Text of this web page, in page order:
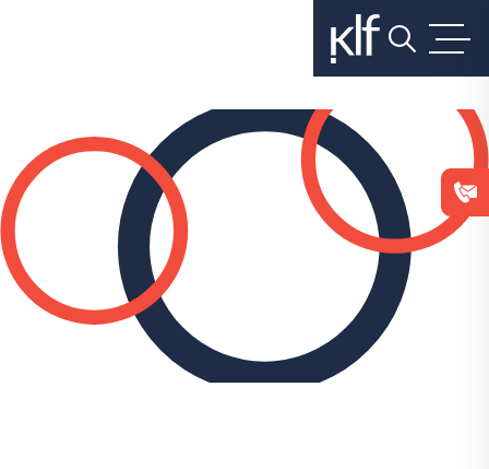
כפתור
בהמשך
השימוש
באתר
–
את/ה
מסכים/ה
לכך.